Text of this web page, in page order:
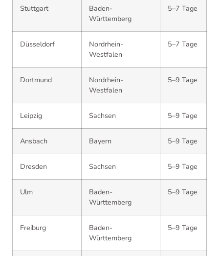
Stuttgart
Baden-
Württemberg
5–7 Tage
Düsseldorf
Nordrhein-
Westfalen
5–7 Tage
Dortmund
Nordrhein-
Westfalen
5–9 Tage
Leipzig Sachsen 5–9 Tage
Ansbach Bayern 5–9 Tage
Dresden Sachsen 5–9 Tage
Ulm
Baden-
Württemberg
5–9 Tage
Freiburg
Baden-
Württemberg
5–9 Tage